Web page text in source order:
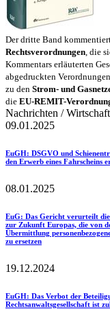
Der dritte Band
Rechtsverordnungen , die
Kommentars erläuterten
abgedruckten
zu den Strom- und
die EU-REMIT-
Nachrichten / Wirtschaft
09.01.2025
EuGH: DSGVO und
den Erwerb eines Fahrscheins
08.01.2025
EuG: Das Gericht verurteilt die
zur Zukunft Europas, die von
Übermittlung
zu ersetzen
19.12.2024
EuGH: Das Verbot der
Rechtsanwaltsgesellschaft ist